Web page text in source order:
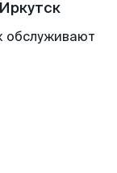
обслуживают